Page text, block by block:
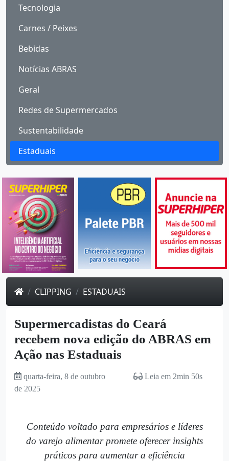
Tecnologia
Carnes / Peixes
Bebidas
Notícias ABRAS
Geral
Redes de Supermercados
Sustentabilidade
Estaduais
CLIPPING ESTADUAIS
Supermercadistas do Ceará
recebem nova edição do ABRAS em
Ação nas Estaduais
quarta-feira, 8 de outubro
de 2025
Leia em 2min 50s
Conteúdo voltado para empresários e líderes
do varejo alimentar promete oferecer insights
práticos para aumentar a eficiência